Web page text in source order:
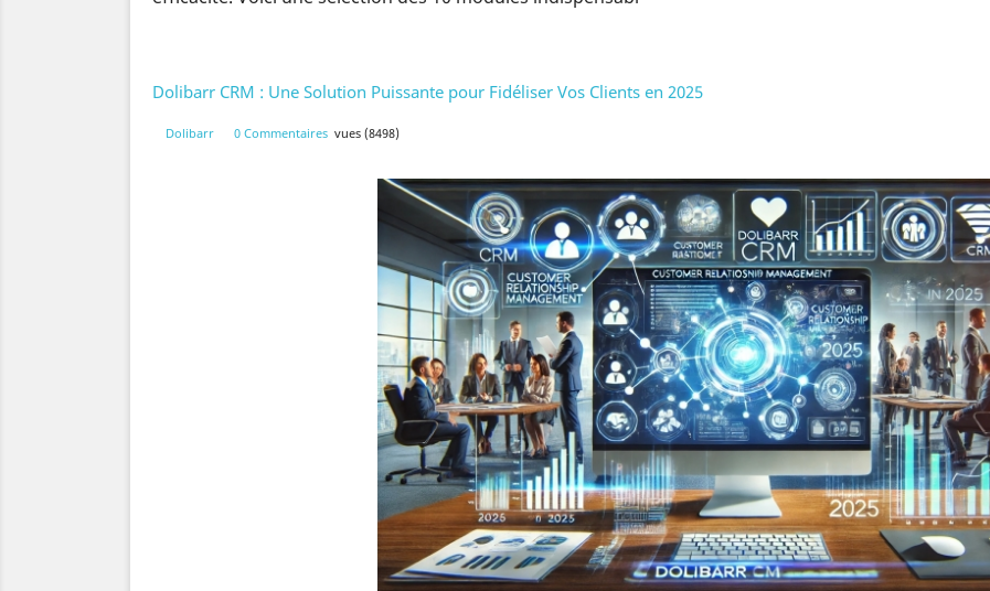
Dolibarr CRM : Une Solution Puissante pour Fidéliser Vos Clients en 2025
Dolibarr 0 Commentaires vues (8498)